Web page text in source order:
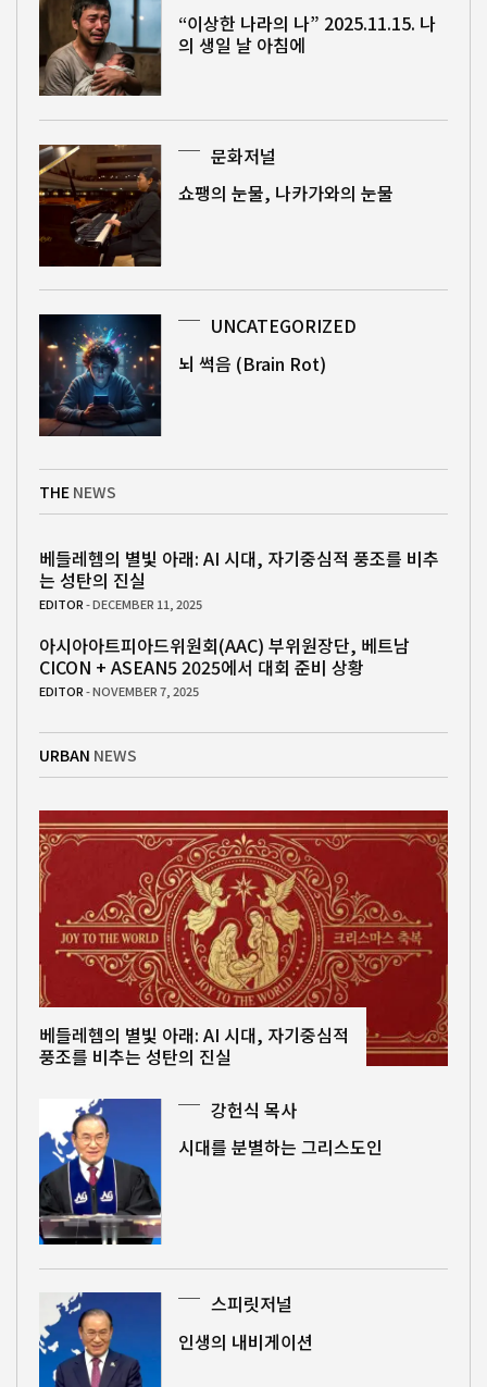
“이상한 나라의 나” 2025.11.15. 나
의 생일 날 아침에
문화저널
쇼팽의 눈물, 나카가와의 눈물
UNCATEGORIZED
뇌 썩음 (Brain Rot)
THE NEWS
베들레헴의 별빛 아래: AI 시대, 자기중심적 풍조를 비추
는 성탄의 진실
EDITOR- DECEMBER 11, 2025
아시아아트피아드위원회(AAC) 부위원장단, 베트남
CICON + ASEAN5 2025에서 대회 준비 상황
EDITOR- NOVEMBER 7, 2025
URBAN NEWS
베들레헴의 별빛 아래: AI 시대, 자기중심적
풍조를 비추는 성탄의 진실
강헌식 목사
시대를 분별하는 그리스도인
스피릿저널
인생의 내비게이션